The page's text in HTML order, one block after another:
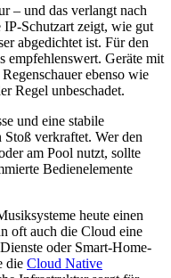
– und das verlangt nach
IP-Schutzart zeigt, wie gut
abgedichtet ist. Für den
empfehlenswert. Geräte mit
ebenso wie
Regel unbeschadet.
und eine stabile
verkraftet. Wer den
am Pool nutzt, sollte
Bedienelemente
heute einen
oft auch die Cloud eine
oder Smart-Home-
die Cloud Native